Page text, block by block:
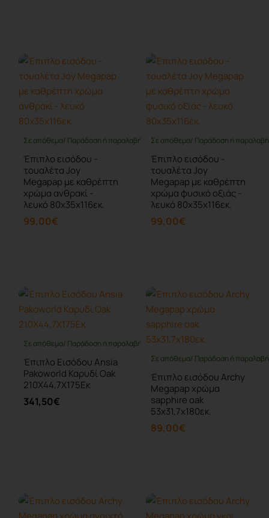
Σε απόθεμα/ Παράδοση ή παραλαβή έως 10 ημέρες
Έπιπλο εισόδου -
τουαλέτα Joy
Megapap με καθρέπτη
χρώμα ανθρακί -
λευκό 80x35x116εκ.
99,00€
Σε απόθεμα/ Παράδοση ή
Έπιπλο εισόδου -
τουαλέτα Joy
Megapap με καθρέπτη
χρώμα φυσικό οξιάς -
λευκό 80x35x116εκ.
99,00€
Σε απόθεμα/ Παράδοση ή παραλαβή έως 10 ημέρες
Έπιπλο Εισόδου Ansia
Pakoworld Καρυδί Oak
210X44,7X175Εκ
341,50€
Σε απόθεμα/ Παράδοση ή
Έπιπλο εισόδου Archy
Megapap χρώμα
sapphire oak
53x31,7x180εκ.
89,00€